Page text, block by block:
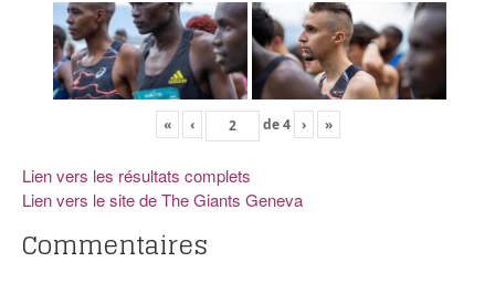
« ‹ de4 › »
Lien vers les résultats complets
Lien vers le site de The Giants Geneva
Commentaires